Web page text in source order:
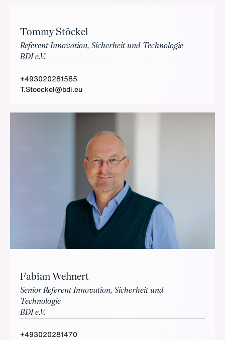
Tommy Stöckel
Referent Innovation, Sicherheit und Technologie
BDI e.V.
+493020281585
T.Stoeckel@bdi.eu
Fabian Wehnert
Senior Referent Innovation, Sicherheit und
Technologie
BDI e.V.
+493020281470